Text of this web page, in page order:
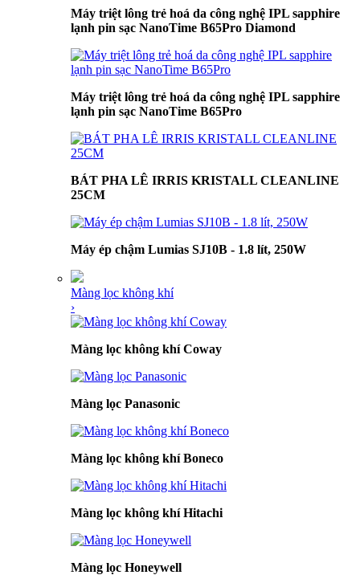
Máy triệt lông trẻ hoá da công nghệ IPL sapphire
lạnh pin sạc NanoTime B65Pro Diamond
Máy triệt lông trẻ hoá da công nghệ IPL sapphire
lạnh pin sạc NanoTime B65Pro
BÁT PHA LÊ IRRIS KRISTALL CLEANLINE
25CM
Máy ép chậm Lumias SJ10B - 1.8 lít, 250W
Màng lọc không khí
›
Màng lọc không khí Coway
Màng lọc Panasonic
Màng lọc không khí Boneco
Màng lọc không khí Hitachi
Màng lọc Honeywell